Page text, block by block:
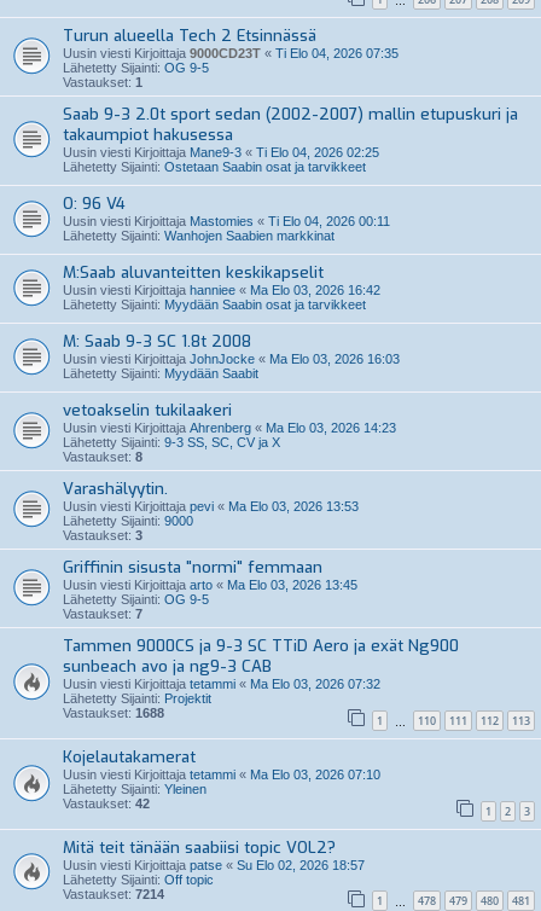
Turun alueella Tech 2 Etsinnässä
Uusin viesti Kirjoittaja 9000CD23T « Ti Elo 04, 2026 07:35
Lähetetty Sijainti: OG 9-5
Vastaukset: 1
Saab 9-3 2.0t sport sedan (2002-2007) mallin etupuskuri ja
takaumpiot hakusessa
Uusin viesti Kirjoittaja Mane9-3 « Ti Elo 04, 2026 02:25
Lähetetty Sijainti: Ostetaan Saabin osat ja tarvikkeet
O: 96 V4
Uusin viesti Kirjoittaja Mastomies « Ti Elo 04, 2026 00:11
Lähetetty Sijainti: Wanhojen Saabien markkinat
M:Saab aluvanteitten keskikapselit
Uusin viesti Kirjoittaja hanniee « Ma Elo 03, 2026 16:42
Lähetetty Sijainti: Myydään Saabin osat ja tarvikkeet
M: Saab 9-3 SC 1.8t 2008
Uusin viesti Kirjoittaja JohnJocke « Ma Elo 03, 2026 16:03
Lähetetty Sijainti: Myydään Saabit
vetoakselin tukilaakeri
Uusin viesti Kirjoittaja Ahrenberg « Ma Elo 03, 2026 14:23
Lähetetty Sijainti: 9-3 SS, SC, CV ja X
Vastaukset: 8
Varashälyytin.
Uusin viesti Kirjoittaja pevi « Ma Elo 03, 2026 13:53
Lähetetty Sijainti: 9000
Vastaukset: 3
Griffinin sisusta "normi" femmaan
Uusin viesti Kirjoittaja arto « Ma Elo 03, 2026 13:45
Lähetetty Sijainti: OG 9-5
Vastaukset: 7
Tammen 9000CS ja 9-3 SC TTiD Aero ja exät Ng900
sunbeach avo ja ng9-3 CAB
Uusin viesti Kirjoittaja tetammi « Ma Elo 03, 2026 07:32
Lähetetty Sijainti: Projektit
Vastaukset: 1688 1 110 111 112 113
Kojelautakamerat
Uusin viesti Kirjoittaja tetammi « Ma Elo 03, 2026 07:10
Lähetetty Sijainti: Yleinen
Vastaukset: 42 1 2 3
Mitä teit tänään saabiisi topic VOL2?
Uusin viesti Kirjoittaja patse « Su Elo 02, 2026 18:57
Lähetetty Sijainti: Off topic
Vastaukset: 7214 1 478 479 480 481